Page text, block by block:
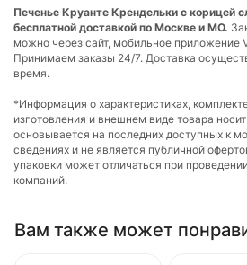
Печенье Круанте Крендельки с корицей
бесплатной доставкой по Москве и МО.
можно через сайт, мобильное приложение
Принимаем заказы 24/7. Доставка
время.
*Информация о характеристиках,
изготовления и внешнем виде товара
основывается на последних доступных к
сведениях и не является публичной
упаковки может отличаться при
компаний.
Вам также может